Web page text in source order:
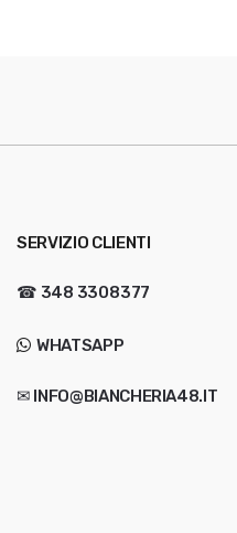
SERVIZIO CLIENTI
☎ 348 3308377
WHATSAPP
✉ INFO@BIANCHERIA48.IT